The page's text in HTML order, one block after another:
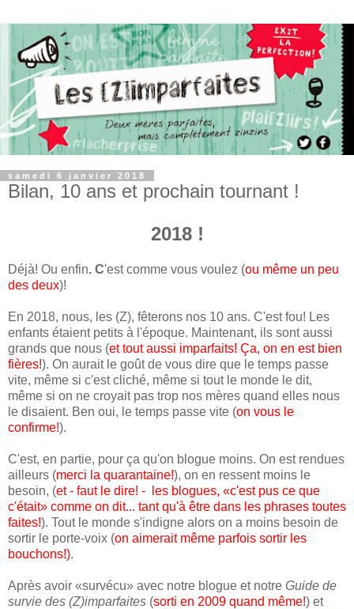
samedi 6 janvier 2018
Bilan, 10 ans et prochain tournant !
2018 !
Déjà! Ou enfin. C'est comme vous voulez (ou même un peu
des deux)!
En 2018, nous, les (Z), fêterons nos 10 ans. C'est fou! Les
enfants étaient petits à l'époque. Maintenant, ils sont aussi
grands que nous (et tout aussi imparfaits! Ça, on en est bien
fières!). On aurait le goût de vous dire que le temps passe
vite, même si c'est cliché, même si tout le monde le dit,
même si on ne croyait pas trop nos mères quand elles nous
le disaient. Ben oui, le temps passe vite (on vous le
confirme!).
C'est, en partie, pour ça qu'on blogue moins. On est rendues
ailleurs (merci la quarantaine!), on en ressent moins le
besoin, (et - faut le dire! - les blogues, «c'est pus ce que
c'était» comme on dit... tant qu'à être dans les phrases toutes
faites!). Tout le monde s'indigne alors on a moins besoin de
sortir le porte-voix (on aimerait même parfois sortir les
bouchons!).
Après avoir «survécu» avec notre blogue et notre Guide de
survie des (Z)imparfaites (sorti en 2009 quand même!) et